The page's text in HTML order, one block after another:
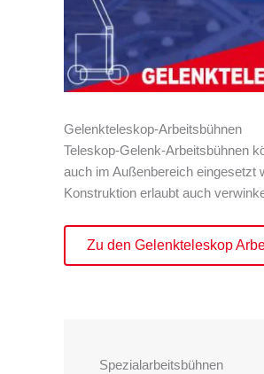
Gelenkteleskop-Arbeitsbühnen
Teleskop-Gelenk-Arbeitsbühnen
auch im Außenbereich eingesetzt
Konstruktion erlaubt auch
Zu den Gelenkteleskop
Spezialarbeitsbühnen